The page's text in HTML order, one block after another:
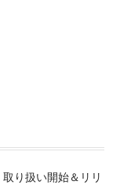
り扱い開始＆リリ